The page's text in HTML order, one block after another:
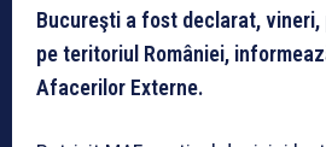
Bucureşti a fost declarat, vineri,
pe teritoriul României,
Afacerilor Externe.